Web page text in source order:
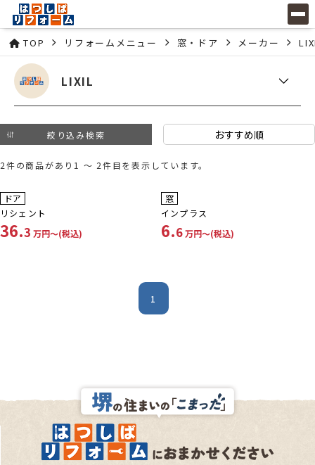
TOP リフォームメニュー 窓・ドア メーカー
LIXIL
絞り込み検索
2件の商品があり1 ～ 2件目を表示しています。
工事費コミコミ
ドア
リシェント
36.3 万円〜(税込)
工事費コミコミ
窓
インプラス
6.6万円〜(税込)
1